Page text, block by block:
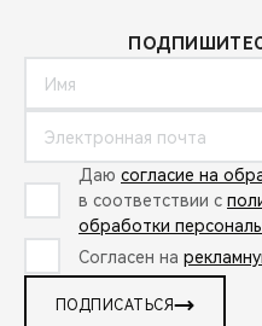
Даю согласие на
в соответствии с
обработки
Согласен на
ПОДПИСАТЬСЯ